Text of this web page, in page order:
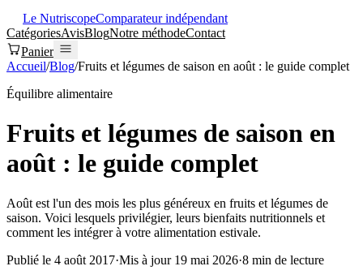
Le NutriscopeComparateur indépendant
CatégoriesAvisBlogNotre méthodeContact
Panier
Accueil/Blog/Fruits et légumes de saison en août : le guide complet
Équilibre alimentaire
Fruits et légumes de saison en
août : le guide complet
Août est l'un des mois les plus généreux en fruits et légumes de
saison. Voici lesquels privilégier, leurs bienfaits nutritionnels et
comment les intégrer à votre alimentation estivale.
Publié le 4 août 2017·Mis à jour 19 mai 2026·8 min de lecture